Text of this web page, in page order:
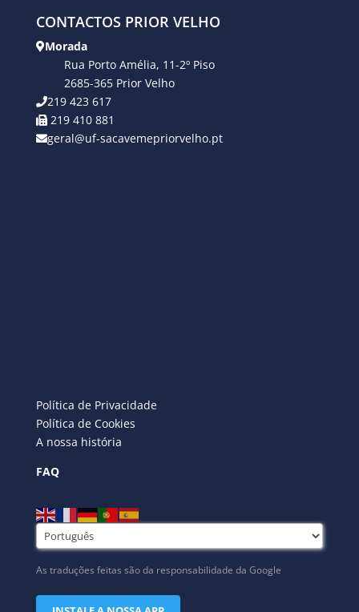
CONTACTOS PRIOR VELHO
Morada
Rua Porto Amélia, 11-2º Piso
2685-365 Prior Velho
219 423 617
219 410 881
geral@uf-sacavemepriorvelho.pt
Política de Privacidade
Política de Cookies
A nossa história
FAQ
As traduções feitas são da responsabilidade da Google